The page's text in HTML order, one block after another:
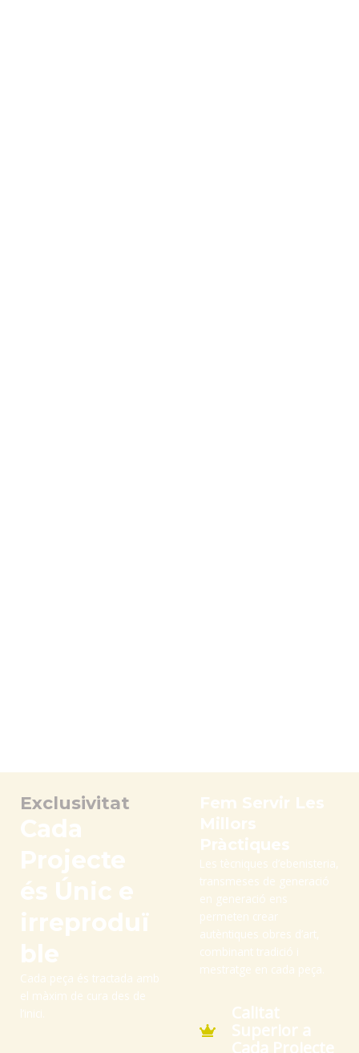
Exclusivitat
Cada
Projecte
és Únic e
irreproduï
ble
Cada peça és tractada amb
el màxim de cura des de
l’inici.
Fem Servir Les
Millors
Pràctiques
Les tècniques d’ebenisteria,
transmeses de generació
en generació ens
permeten crear
autèntiques obres d’art,
combinant tradició i
mestratge en cada peça.
Calitat
Superior a
Cada Projecte